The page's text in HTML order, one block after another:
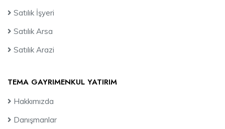
Satılık İşyeri
Satılık Arsa
Satılık Arazi
TEMA GAYRIMENKUL YATIRIM
Hakkımızda
Danışmanlar